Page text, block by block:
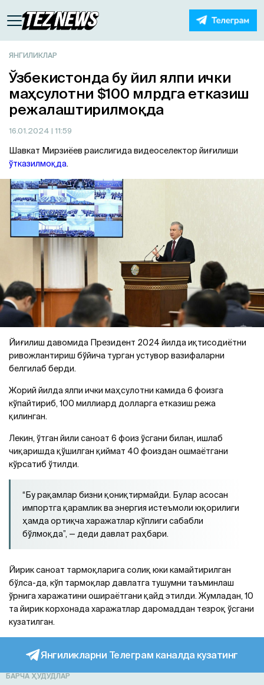
ЯНГИЛИКЛАР
Ўзбекистонда бу йил ялпи ички
маҳсулотни $100 млрдга етказиш
режалаштирилмоқда
16.01.2024 | 11:59
Шавкат Мирзиёев раислигида видеоселектор йиғилиши
ўтказилмоқда.
Йиғилиш давомида Президент 2024 йилда иқтисодиётни
ривожлантириш бўйича турган устувор вазифаларни
белгилаб берди.
Жорий йилда ялпи ички маҳсулотни камида 6 фоизга
кўпайтириб, 100 миллиард долларга етказиш режа
қилинган.
Лекин, ўтган йили саноат 6 фоиз ўсгани билан, ишлаб
чиқаришда қўшилган қиймат 40 фоиздан ошмаётгани
кўрсатиб ўтилди.
“Бу рақамлар бизни қониқтирмайди. Булар асосан
импортга қарамлик ва энергия истеъмоли юқорилиги
ҳамда ортиқча харажатлар кўплиги сабабли
бўлмоқда”, — деди давлат раҳбари.
Йирик саноат тармоқларига солиқ юки камайтирилган
бўлса-да, кўп тармоқлар давлатга тушумни таъминлаш
ўрнига харажатини ошираётгани қайд этилди. Жумладан, 10
та йирик корхонада харажатлар даромаддан тезроқ ўсгани
кузатилган.
Янгиликларни Телеграм каналда кузатинг
БАРЧА ҲУДУДЛАР